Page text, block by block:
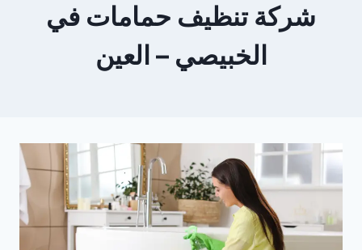
شركة تنظيف حمامات في
الخبيصي – العين